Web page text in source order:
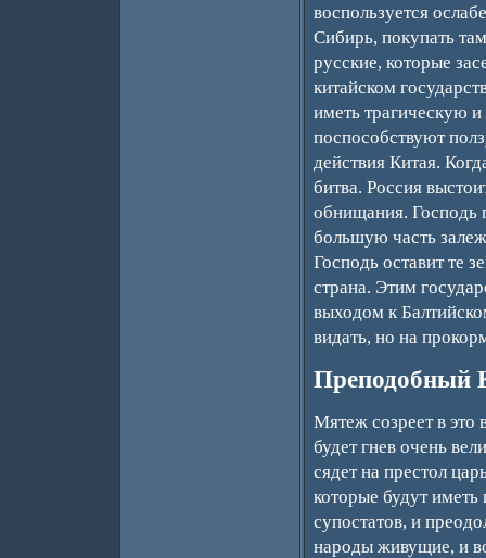
воспользуется
Сибирь, покупать
русские, которые
китайском
иметь трагическую
поспособствуют
действия Китая.
битва. Россия
обнищания. Господь
большую часть
Господь оставит те
страна. Этим
выходом к
видать, но на
Преподобный
Мятеж созреет в это
будет гнев очень
сядет на престол
которые будут
супостатов, и
народы живущие, и